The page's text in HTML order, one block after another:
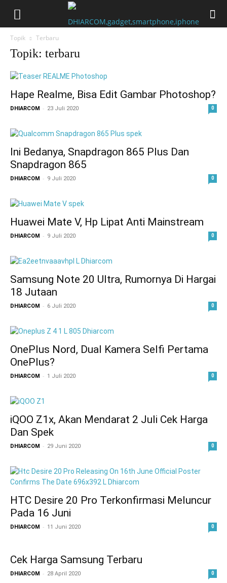
Topik Terbaru
Topik: terbaru
Hape Realme, Bisa Edit Gambar Photoshop?
DHIARCOM - 23 Juli 2020 0
Ini Bedanya, Snapdragon 865 Plus Dan
Snapdragon 865
DHIARCOM - 9 Juli 2020 0
Huawei Mate V, Hp Lipat Anti Mainstream
DHIARCOM - 9 Juli 2020 0
Samsung Note 20 Ultra, Rumornya Di Hargai
18 Jutaan
DHIARCOM - 6 Juli 2020 0
OnePlus Nord, Dual Kamera Selfi Pertama
OnePlus?
DHIARCOM - 1 Juli 2020 0
iQOO Z1x, Akan Mendarat 2 Juli Cek Harga
Dan Spek
DHIARCOM - 29 Juni 2020 0
HTC Desire 20 Pro Terkonfirmasi Meluncur
Pada 16 Juni
DHIARCOM - 11 Juni 2020 0
Cek Harga Samsung Terbaru
DHIARCOM - 28 April 2020 0